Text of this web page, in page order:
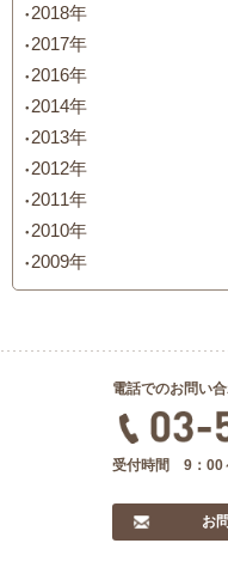
2018年
2017年
2016年
2014年
2013年
2012年
2011年
2010年
2009年
電話でのお問い
受付時間 9：00
お